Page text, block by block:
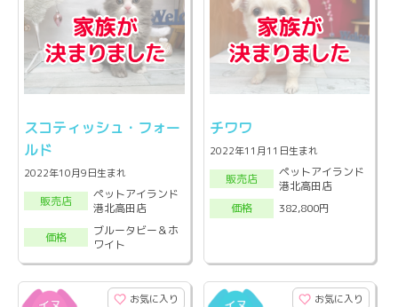
スコティッシュ・フォー
ルド
2022年10月9日生まれ
販売店
ペットアイランド
港北高田店
価格
ブルータビー＆ホ
ワイト
チワワ
2022年11月11日生まれ
販売店
ペットアイランド
港北高田店
価格
382,800円
お気に入り お気に入り